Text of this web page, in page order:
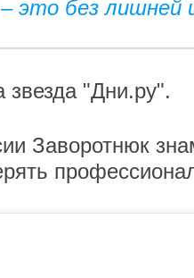
это без лишней
звезда "Дни.ру".
Заворотнюк